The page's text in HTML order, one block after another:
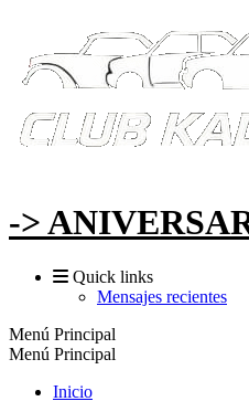
->
Quick links
Mensajes recientes
Menú Principal
Menú Principal
Inicio